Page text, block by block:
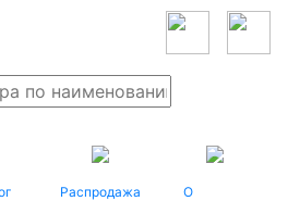
Распродажа
О